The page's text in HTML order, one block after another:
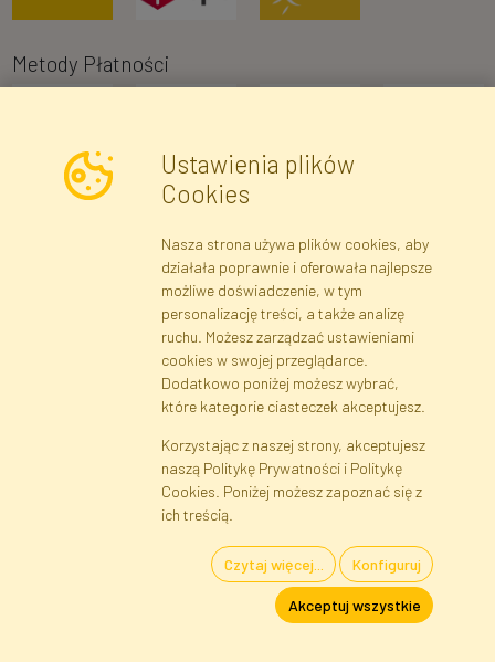
Metody Płatności
Zapisz się
Dane rejestrowe Regulamin
Polityka Prywatności
Pomoc
Mapa serwisu
Cookies Język
Kwiaty i Rośliny Sztuczne · Hurtownia i Sklep Internetowy · Bezpośredni
Importer · Warszawa, Błonie
Ustawienia plików
Cookies
Nasza strona używa plików cookies, aby
działała poprawnie i oferowała najlepsze
możliwe doświadczenie, w tym
personalizację treści, a także analizę
ruchu. Możesz zarządzać ustawieniami
cookies w swojej przeglądarce.
Dodatkowo poniżej możesz wybrać,
które kategorie ciasteczek akceptujesz.
Korzystając z naszej strony, akceptujesz
naszą Politykę Prywatności i Politykę
Cookies. Poniżej możesz zapoznać się z
ich treścią.
Czytaj więcej... Konfiguruj
Akceptuj wszystkie